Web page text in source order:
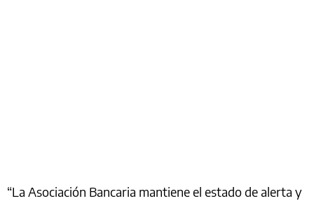
“La Asociación Bancaria mantiene el estado de alerta y